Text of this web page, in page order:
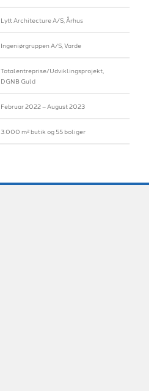
Lytt Architecture A/S, Århus
Ingeniørgruppen A/S, Varde
Totalentreprise/Udviklingsprojekt,
DGNB Guld
Februar 2022 – August 2023
3.000 m² butik og 55 boliger